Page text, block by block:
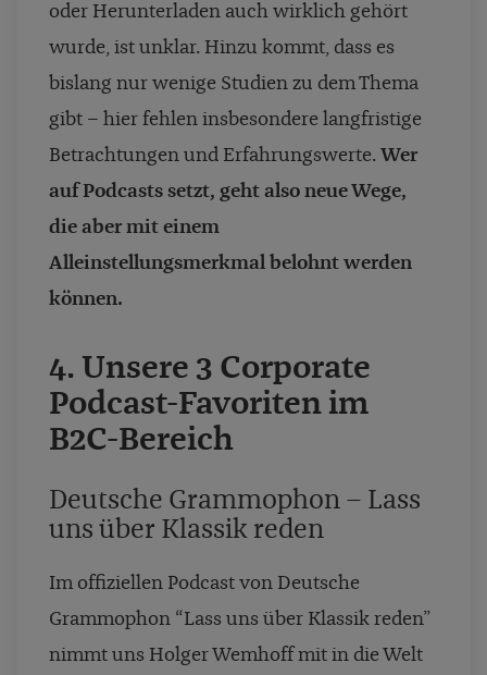
oder Herunterladen auch wirklich gehört
wurde, ist unklar. Hinzu kommt, dass es
bislang nur wenige Studien zu dem Thema
gibt – hier fehlen insbesondere langfristige
Betrachtungen und Erfahrungswerte. Wer
auf Podcasts setzt, geht also neue Wege,
die aber mit einem
Alleinstellungsmerkmal belohnt werden
können.
4. Unsere 3 Corporate
Podcast-Favoriten im
B2C-Bereich
Deutsche Grammophon – Lass
uns über Klassik reden
Im offiziellen Podcast von Deutsche
Grammophon “Lass uns über Klassik reden”
nimmt uns Holger Wemhoff mit in die Welt